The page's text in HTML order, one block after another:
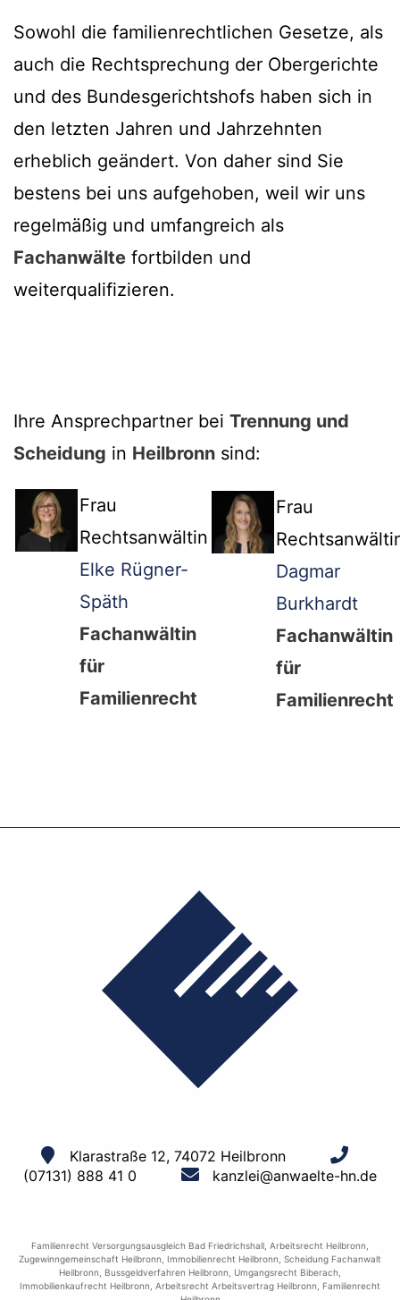
Sowohl die familienrechtlichen Gesetze, als
auch die Rechtsprechung der Obergerichte
und des Bundesgerichtshofs haben sich in
den letzten Jahren und Jahrzehnten
erheblich geändert. Von daher sind Sie
bestens bei uns aufgehoben, weil wir uns
regelmäßig und umfangreich als
Fachanwälte fortbilden und
weiterqualifizieren.
Ihre Ansprechpartner bei Trennung und
Scheidung in Heilbronn sind:
Frau
Rechtsanwältin
Elke Rügner-
Späth
Fachanwältin
für
Familienrecht
Frau
Dagmar
Burkhardt
Fachanwältin
für
Familienrecht
Klarastraße 12, 74072 Heilbronn
(07131) 888 41 0
kanzlei@anwaelte-hn.de
Familienrecht Versorgungsausgleich Bad Friedrichshall Arbeitsrecht Heilbronn
Zugewinngemeinschaft Heilbronn
Immobilienrecht Heilbronn Scheidung Fachanwalt
Heilbronn
Bussgeldverfahren Heilbronn Umgangsrecht Biberach
Immobilienkaufrecht Heilbronn Arbeitsrecht Arbeitsvertrag Heilbronn
Familienrecht